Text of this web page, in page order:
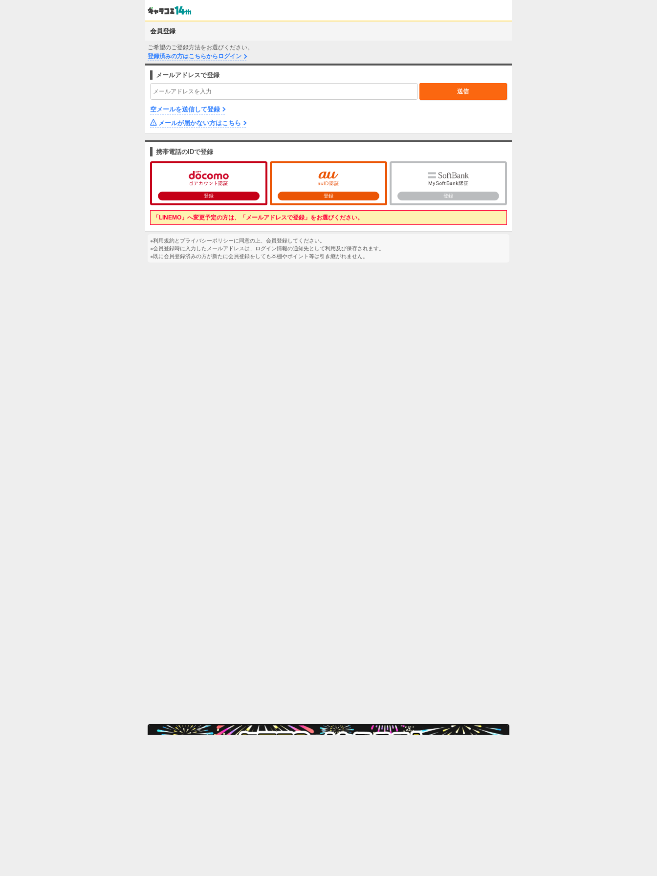
会員登録
ご希望のご登録方法をお選びください。
登録済みの方はこちらからログイン
メールアドレスで登録
送信
空メールを送信して登録
メールが届かない方はこちら
携帯電話のIDで登録
登録 登録 登録
「LINEMO」へ変更予定の方は、「メールアドレスで登録」をお選びください。
※利用規約とプライバシーポリシーに同意の上、会員登録してください。
※会員登録時に入力したメールアドレスは、ログイン情報の通知先として利用及び保存されます。
※既に会員登録済みの方が新たに会員登録をしても本棚やポイント等は引き継がれません。